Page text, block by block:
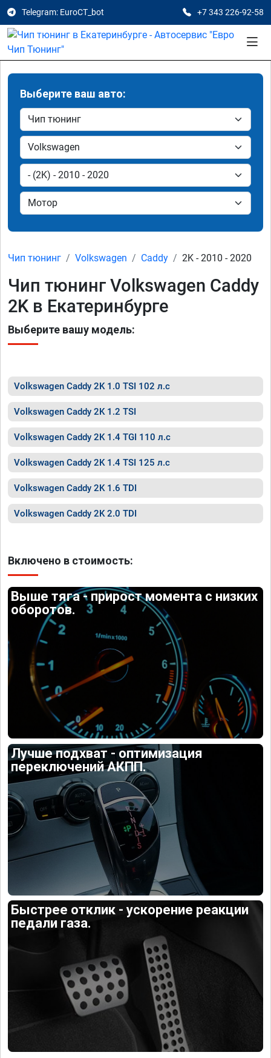
Telegram: EuroCT_bot +7 343 226-92-58
Выберите ваш авто:
Чип тюнинг Volkswagen Caddy 2K - 2010 - 2020
Чип тюнинг Volkswagen Caddy
2K в Екатеринбурге
Выберите вашу модель:
Volkswagen Caddy 2K 1.0 TSI 102 л.с
Volkswagen Caddy 2K 1.2 TSI
Volkswagen Caddy 2K 1.4 TGI 110 л.с
Volkswagen Caddy 2K 1.4 TSI 125 л.с
Volkswagen Caddy 2K 1.6 TDI
Volkswagen Caddy 2K 2.0 TDI
Включено в стоимость:
Выше тяга - прирост момента с низких
оборотов.
Лучше подхват - оптимизация
переключений АКПП.
Быстрее отклик - ускорение реакции
педали газа.